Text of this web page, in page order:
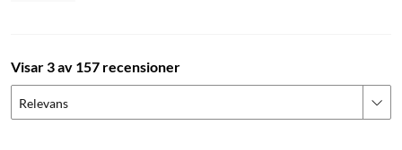
Visar 3 av 157 recensioner
Relevans